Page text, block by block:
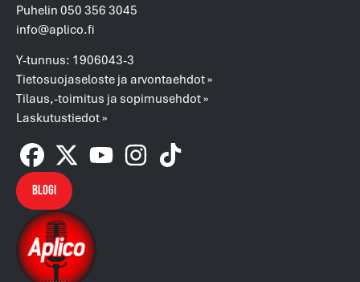
Puhelin 050 356 3045
info@aplico.fi
Y-tunnus: 1906043-3
Tietosuojaseloste ja arvontaehdot »
Tilaus,-toimitus ja sopimusehdot »
Laskutustiedot »
Blogi